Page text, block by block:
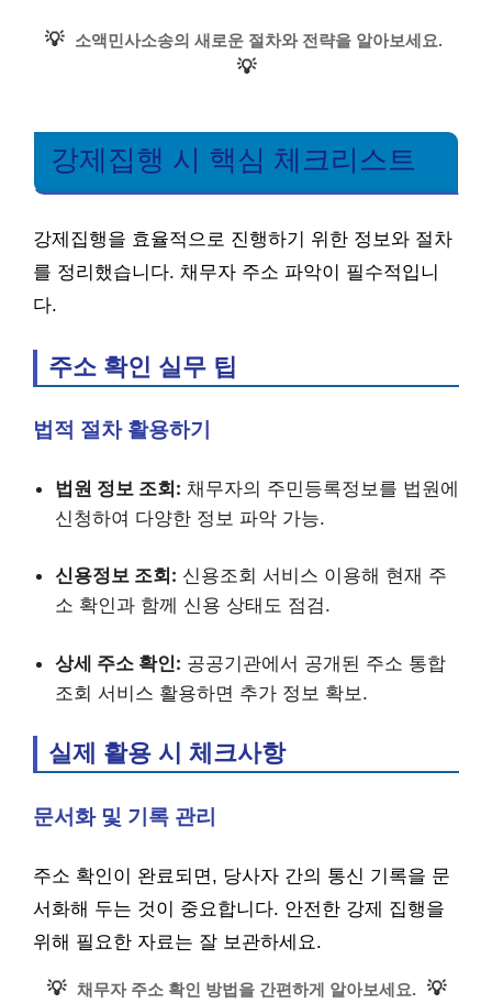
💡 소액민사소송의 새로운 절차와 전략을 알아보세요.
💡
강제집행 시 핵심 체크리스트
강제집행을 효율적으로 진행하기 위한 정보와 절차
를 정리했습니다. 채무자 주소 파악이 필수적입니
다.
주소 확인 실무 팁
법적 절차 활용하기
법원 정보 조회: 채무자의 주민등록정보를 법원에
신청하여 다양한 정보 파악 가능.
신용정보 조회: 신용조회 서비스 이용해 현재 주
소 확인과 함께 신용 상태도 점검.
상세 주소 확인: 공공기관에서 공개된 주소 통합
조회 서비스 활용하면 추가 정보 확보.
실제 활용 시 체크사항
문서화 및 기록 관리
주소 확인이 완료되면, 당사자 간의 통신 기록을 문
서화해 두는 것이 중요합니다. 안전한 강제 집행을
위해 필요한 자료는 잘 보관하세요.
💡 채무자 주소 확인 방법을 간편하게 알아보세요. 💡